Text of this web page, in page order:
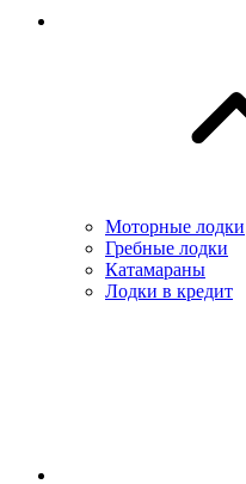
Моторные лодки
Гребные лодки
Катамараны
Лодки в кредит